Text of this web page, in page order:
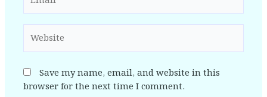
Save my name, email, and website in this
browser for the next time I comment.